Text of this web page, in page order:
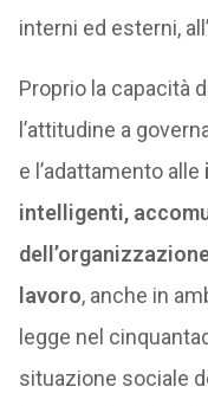
interni ed esterni,
Proprio la capacità
l’attitudine a
e l’adattamento alle
intelligenti,
lavoro, anche in
legge nel
situazione sociale